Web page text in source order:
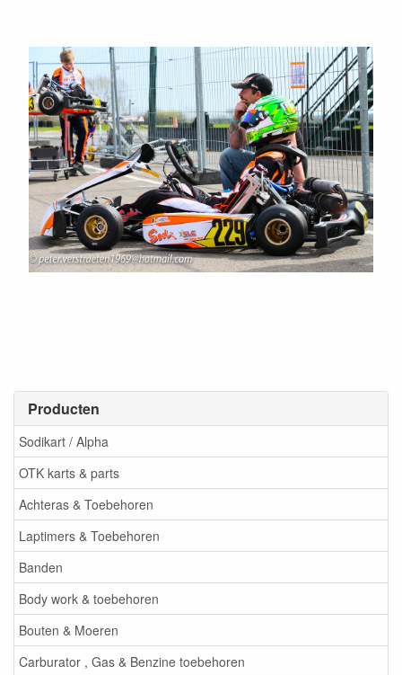
Producten
Sodikart / Alpha
OTK karts & parts
Achteras & Toebehoren
Laptimers & Toebehoren
Banden
Body work & toebehoren
Bouten & Moeren
Carburator , Gas & Benzine toebehoren